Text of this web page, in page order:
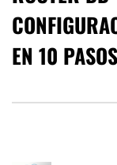
EN 10 PASOS